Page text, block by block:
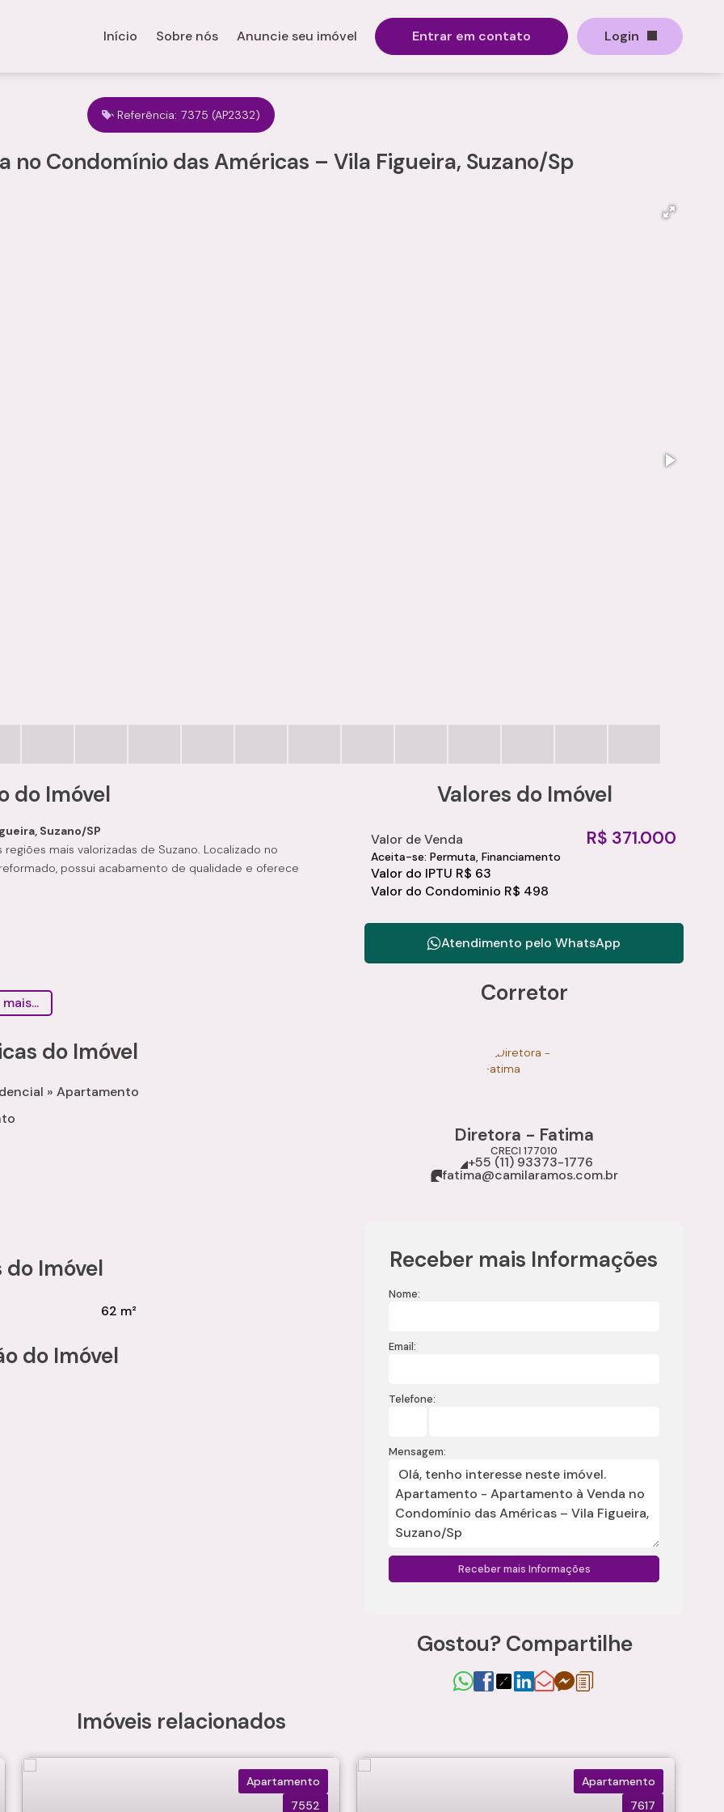
Login
Entrar em contato
Anuncie seu imóvel
Sobre nós
Início
Referência: 7375 (AP2332)
no Condomínio das Américas – Vila Figueira, Suzano/Sp
do Imóvel
Suzano/SP
mais valorizadas de Suzano. Localizado no
possui acabamento de qualidade e oferece
do Imóvel
» Apartamento
do Imóvel
62 m²
do Imóvel
Valores do Imóvel
R$ 371.000
Valor de Venda
Aceita-se: Permuta, Financiamento
Valor do IPTU R$ 63
Valor do Condominio R$ 498
Atendimento peloWhatsApp
Corretor
Diretora - Fatima
CRECI 177010
+55 (11) 93373-1776
fatima@camilaramos.com.br
Receber mais Informações
Nome:
Email:
Telefone:
Mensagem:
Gostou? Compartilhe
Imóveis relacionados
Apartamento
7552
Apartamento
7617